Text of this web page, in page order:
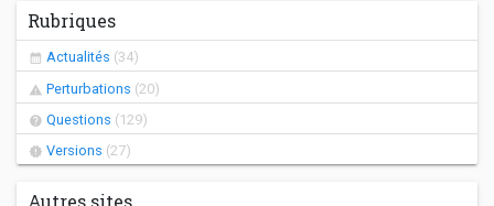
Rubriques
Actualités (34)
Perturbations (20)
Questions (129)
Versions (27)